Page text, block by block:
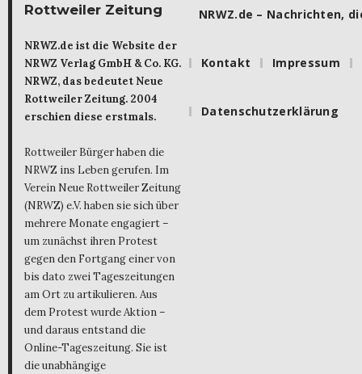
Rottweiler Zeitung
NRWZ.de ist die Website der
NRWZ Verlag GmbH & Co. KG.
NRWZ, das bedeutet Neue
Rottweiler Zeitung. 2004
erschien diese erstmals.
Rottweiler Bürger haben die
NRWZ ins Leben gerufen. Im
Verein Neue Rottweiler Zeitung
(NRWZ) e.V. haben sie sich über
mehrere Monate engagiert –
um zunächst ihren Protest
gegen den Fortgang einer von
bis dato zwei Tageszeitungen
am Ort zu artikulieren. Aus
dem Protest wurde Aktion –
und daraus entstand die
Online-Tageszeitung. Sie ist
die unabhängige
NRWZ.de – Nachrichten,
Kontakt Impressum
Datenschutzerklärung